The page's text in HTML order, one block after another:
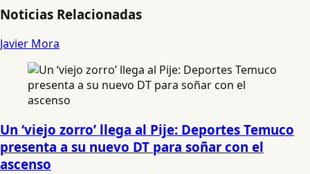
Noticias Relacionadas
Javier Mora
Un ‘viejo zorro’ llega al Pije: Deportes Temuco
presenta a su nuevo DT para soñar con el
ascenso